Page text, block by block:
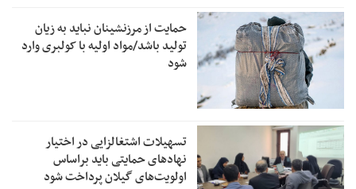
حمایت از مرزنشینان نباید به زیان
تولید باشد/مواد اولیه با کولبری وارد
شود
تسهیلات اشتغالزایی در اختیار
نهادهای حمایتی باید براساس
اولویت‌های گیلان پرداخت شود